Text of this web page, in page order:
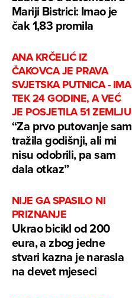
Mariji Bistrici: Imao je
čak 1,83 promila
ANA KRČELIĆ IZ
ČAKOVCA JE PRAVA
SVJETSKA PUTNICA - IMA
TEK 24 GODINE, A VEĆ
JE POSJETILA 51 ZEMLJU
“Za prvo putovanje sam
tražila godišnji, ali mi
nisu odobrili, pa sam
dala otkaz”
NIJE GA SPASILO NI
PRIZNANJE
Ukrao bicikl od 200
eura, a zbog jedne
stvari kazna je narasla
na devet mjeseci